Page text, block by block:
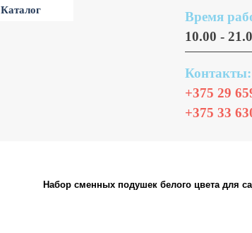
Время
10.00 -
Контакты:
+375 29
+375 33
Каталог
Набор сменных подушек белого цвета для